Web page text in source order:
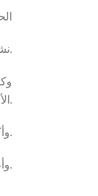
نشب حريق ضخم، الثلاثاء، في كنيسة الأنبا بيشوي في المنيا الجديدة، جنوب العاصمة المصرية القاهرة، لم يسفر عن ضحايا وفق تأكيدات رسمية.
الأمنية إلى مكان الحريق ودفعت الحماية المدنية بـ 10سيارات إطفاء، وتمت السيطرة على الحريق.
، في تصريحات تلفزيونية.
وأظهرت صور متداولة تضرر مبنى الكنيسة بشدة من الداخل عقب إطفاء الحريق، فيما لم يتبين وجود عدد من المصلين داخلها أثناء اشتعال النيران.